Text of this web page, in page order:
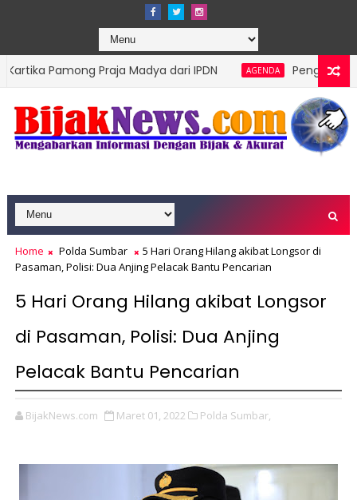
Praja Madya dari IPDN AGENDA
Pengprov Squash
Home Polda Sumbar
5 Hari Orang Hilang akibat Longsor di
Pasaman, Polisi: Dua Anjing Pelacak Bantu Pencarian
5 Hari Orang Hilang akibat Longsor
di Pasaman, Polisi: Dua Anjing
Pelacak Bantu Pencarian
BijakNews.com Maret 01, 2022 Polda Sumbar,